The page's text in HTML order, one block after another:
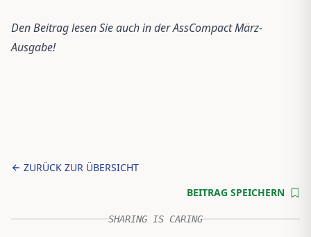
Den Beitrag lesen Sie auch in der AssCompact März-
Ausgabe!
ZURÜCK ZUR ÜBERSICHT
BEITRAG SPEICHERN
SHARING IS CARING